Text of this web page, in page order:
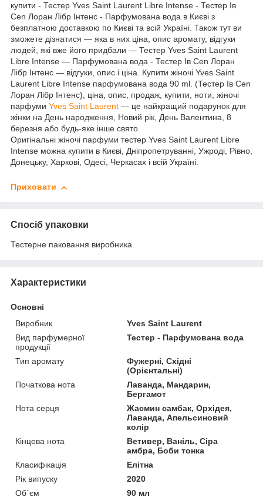
купити - Тестер Yves Saint Laurent Libre Intense - Тестер Ів
Cen Лоран Лібр Інтенс - Парфумована вода в Києві з
безплатною доставкою по Києві та всій Україні. Також тут ви
зможете дізнатися ― яка в них ціна, опис аромату, відгуки
людей, які вже його придбали — Тестер Yves Saint Laurent
Libre Intense — Парфумована вода - Тестер Ів Cen Лоран
Лібр Інтенс — відгуки, опис і ціна. Купити жіночі Yves Saint
Laurent Libre Intense парфумована вода 90 ml. (Тестер Ів Cen
Лоран Лібр Інтенс), ціна, опис, продаж, купити, ноти, жіночі
парфуми Yves Saint Laurent — це найкращий подарунок для
жінки на День народження, Новий рік, День Валентина, 8
березня або будь-яке інше свято.
Оригінальні жіночі парфуми тестер Yves Saint Laurent Libre
Intense можна купити в Києві, Дніпропетруванні, Ужроді, Рівно,
Донецьку, Харкові, Одесі, Черкасах і всій Україні.
Приховати
Спосіб упаковки
Тестерне паковання виробника.
Характеристики
Основні
Виробник
Yves Saint Laurent
Вид парфумерної
продукції
Тестер - Парфумована вода
Тип аромату
Фужерні, Східні
(Орієнтальні)
Початкова нота
Лаванда, Мандарин,
Бергамот
Нота серця
Жасмин самбак, Орхідея,
Лаванда, Апельсиновий
колір
Кінцева нота
Ветивер, Ваніль, Сіра
амбра, Боби тонка
Класифікація
Елітна
Рік випуску
2020
Об`єм
90 мл